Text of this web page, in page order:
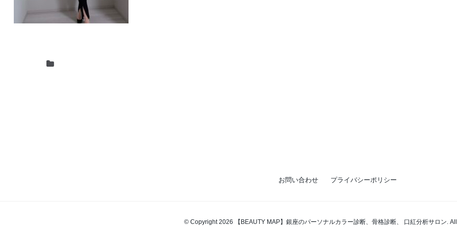
お問い合わせ プライバシーポリシー
© Copyright 2026 【BEAUTY MAP】銀座のパーソナルカラー診断、骨格診断、 口紅分析サロン.